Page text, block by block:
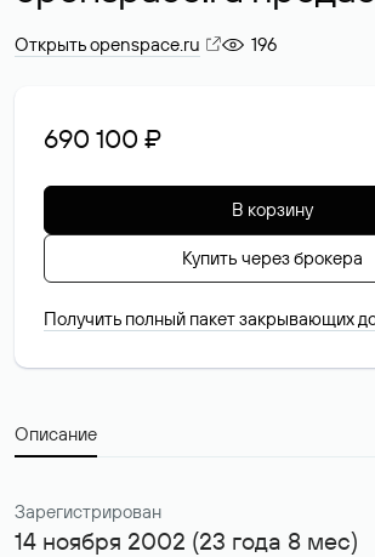
Открыть openspace.ru 196
690 100 ₽
В корзину
Купить через брокера
Получить полный пакет закрывающих
Описание
Зарегистрирован
14 ноября 2002 (23 года 8 мес)